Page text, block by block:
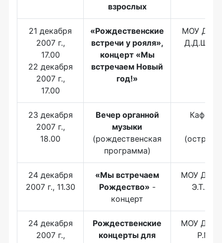
взрослых
21 декабря
2007 г.,
17.00
22 декабря
2007 г.,
17.00
«Рождественские
встречи у рояля»,
концерт «Мы
встречаем Новый
год!»
МОУ
23 декабря
2007 г.,
18.00
Вечер органной
музыки
(рождественская
программа)
(остров
24 декабря
2007 г., 11.30
«Мы встречаем
Рождество» -
концерт
МОУ ДОД
24 декабря
2007 г.,
Рождественские
концерты для
МОУ ДОД